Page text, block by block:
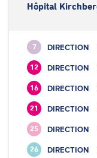
Hôpital
7 DIRECTION
12 DIRECTION
16 DIRECTION
21 DIRECTION
25 DIRECTION
26 DIRECTION